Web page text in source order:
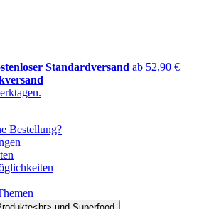
Standardversand ab 52,90 €
Bestellung?